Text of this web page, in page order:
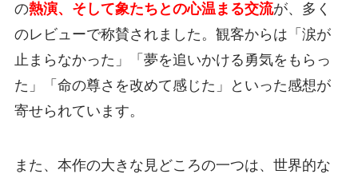
の熱演、そして象たちとの心温まる交流が、多く
のレビューで称賛されました。観客からは「涙が
止まらなかった」「夢を追いかける勇気をもらっ
た」「命の尊さを改めて感じた」といった感想が
寄せられています。
また、本作の大きな見どころの一つは、世界的な